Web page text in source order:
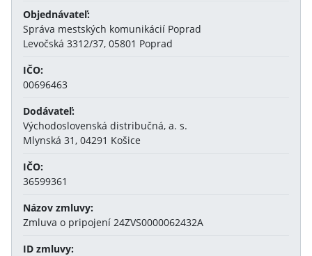
Objednávateľ:
Správa mestských komunikácií Poprad
Levočská 3312/37, 05801 Poprad
IČO:
00696463
Dodávateľ:
Východoslovenská distribučná, a. s.
Mlynská 31, 04291 Košice
IČO:
36599361
Názov zmluvy:
Zmluva o pripojení 24ZVS0000062432A
ID zmluvy: